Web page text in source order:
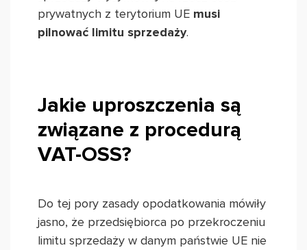
prywatnych z terytorium UE musi
pilnować limitu sprzedaży.
Jakie uproszczenia są
związane z procedurą
VAT-OSS?
Do tej pory zasady opodatkowania mówiły
jasno, że przedsiębiorca po przekroczeniu
limitu sprzedaży w danym państwie UE nie